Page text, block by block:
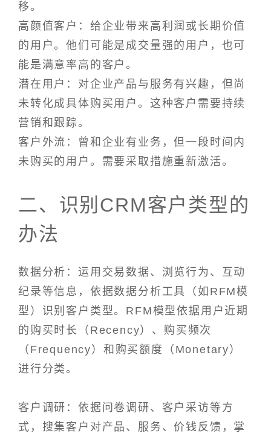
移。
高颜值客户：给企业带来高利润或长期价值
的用户。他们可能是成交量强的用户，也可
能是满意率高的客户。
潜在用户：对企业产品与服务有兴趣，但尚
未转化成具体购买用户。这种客户需要持续
营销和跟踪。
客户外流：曾和企业有业务，但一段时间内
未购买的用户。需要采取措施重新激活。
二、识别CRM客户类型的
办法
数据分析：运用交易数据、浏览行为、互动
纪录等信息，依据数据分析工具（如RFM模
型）识别客户类型。RFM模型依据用户近期
的购买时长（Recency）、购买频次
（Frequency）和购买额度（Monetary）
进行分类。
客户调研：依据问卷调研、客户采访等方
式，搜集客户对产品、服务、价钱反馈，掌